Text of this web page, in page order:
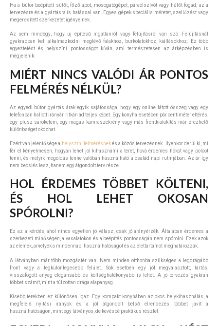
Ha a bútor beépített sütőt, főzőlapot, mosogatógépet, páraelszívót vagy hűtőt fogad, az a
tervezésre és a gyártásra is hatással van. Egyes gépek speciális méretet, szellőzést vagy
megerősített szerkezetet igényelnek.
Az sem mindegy, hogy új építésű ingatlanról vagy felújításról van szó. Felújításnál
gyakrabban kell alkalmazkodni meglévő falakhoz, burkolatokhoz, kiállásokhoz. Ez több
egyeztetést és helyszíni pontosságot kíván, ami természetesen az árképzésben is
megjelenik.
MIÉRT NINCS VALÓDI ÁR PONTOS
FELMÉRÉS NÉLKÜL?
Az egyedi bútor gyártás árak egyik sajátossága, hogy egy online látott összeg vagy egy
telefonban hallott irányár ritkán ad teljes képet. Egy konyha esetében pár centiméter eltérés,
egy plusz sarokelem, egy magas kamraszekrény vagy más frontkialakítás már érezhető
különbséget okozhat.
Ezért van jelentősége a helyszíni felmérésnekés a közös tervezésnek. Ilyenkor derül ki, mi
fér el kényelmesen, hogyan lehet jól kihasználni a teret, hová érdemes fiókot vagy polcot
tenni, és melyik megoldás lenne valóban használható a család napi rutinjában. Az ár így
nem becslés lesz, hanem egy átgondolt terv része.
HOL ÉRDEMES TÖBBET KÖLTENI,
ÉS HOL LEHET OKOSAN
SPÓROLNI?
Ez az a kérdés, ahol nincs egyetlen jó válasz, csak jó arányérzék. Általában érdemes a
szerkezeti minőségen, a vasalatokon és a beépítés pontosságán nem spórolni. Ezek azok
az elemek, amelyek a mindennapi használhatóságot és az élettartamot meghatározzák.
A látványban már több mozgástér van. Nem minden otthonba szükséges a legdrágább
front vagy a legkülönlegesebb felület. Sok esetben egy jól megválasztott, tartós,
visszafogott anyag elegánsabb és költséghatékonyabb is lehet. A jó tervezés gyakran
többet számít, mint a túlzottan drága alapanyag.
Kisebb terekben ez különösen igaz. Egy kompakt konyhában az okos helykihasználás, a
megfelelő nyitási irányok és a jól átgondolt belső elrendezés többet javít a
használhatóságon, mint egy látványos, de kevésbé praktikus részlet.